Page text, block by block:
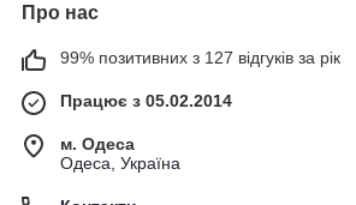
Про нас
99% позитивних з 127 відгуків за рік
Працює з 05.02.2014
м. Одеса
Одеса, Україна